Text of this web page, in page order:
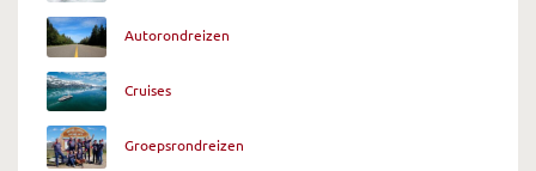
Autorondreizen
Cruises
Groepsrondreizen